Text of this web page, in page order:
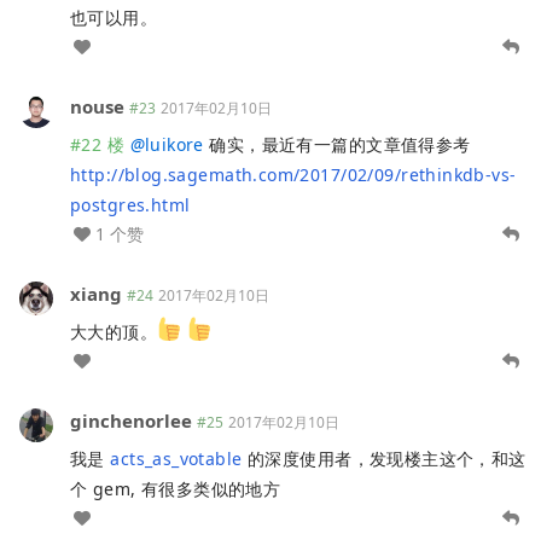
也可以用。
nouse #23 2017年02月10日
#22 楼 @luikore 确实，最近有一篇的文章值得参考
http://blog.sagemath.com/2017/02/09/rethinkdb-vs-
postgres.html
1 个赞
xiang #24 2017年02月10日
大大的顶。
ginchenorlee #25 2017年02月10日
我是acts_as_votable 的深度使用者，发现楼主这个，和这
个 gem, 有很多类似的地方